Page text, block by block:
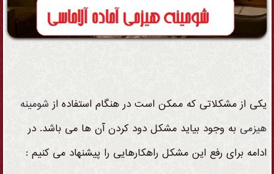
یکی از مشکلاتی که ممکن است در هنگام استفاده ازشومینه
هیزمی به وجود بیاید مشکل دود کردن آن ها می باشد. در
ادامه برای رفع این مشکل راهکارهایی را پیشنهاد می کنیم :